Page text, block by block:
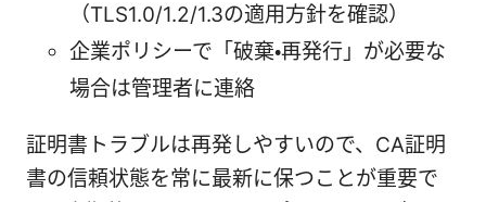
（TLS1.0/1.2/1.3の適用方針を確認）
企業ポリシーで「破棄・再発行」が必要な
場合は管理者に連絡
証明書トラブルは再発しやすいので、CA証明
書の信頼状態を常に最新に保つことが重要で